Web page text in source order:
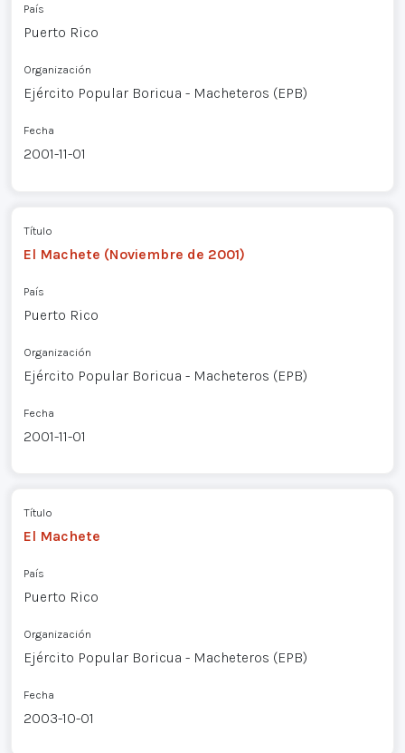
País
Puerto Rico
Organización
Ejército Popular Boricua - Macheteros (EPB)
Fecha
2001-11-01
Título
El Machete (Noviembre de 2001)
País
Puerto Rico
Organización
Ejército Popular Boricua - Macheteros (EPB)
Fecha
2001-11-01
Título
El Machete
País
Puerto Rico
Organización
Ejército Popular Boricua - Macheteros (EPB)
Fecha
2003-10-01